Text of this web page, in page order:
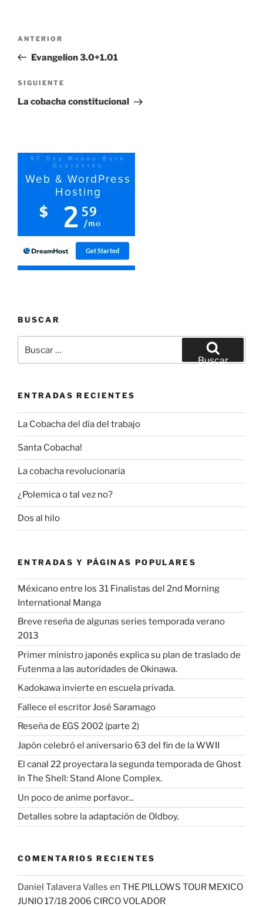
entradas
Entrada
anterior:
ANTERIOR
Evangelion 3.0+1.01
Siguiente
entrada
SIGUIENTE
La cobacha constitucional
BUSCAR
por:
Buscar
ENTRADAS RECIENTES
La Cobacha del día del trabajo
Santa Cobacha!
La cobacha revolucionaria
¿Polemica o tal vez no?
Dos al hilo
ENTRADAS Y PÁGINAS POPULARES
Méxicano entre los 31 Finalistas del 2nd Morning
International Manga
Breve reseña de algunas series temporada verano
2013
Primer ministro japonés explica su plan de traslado de
Futenma a las autoridades de Okinawa.
Kadokawa invierte en escuela privada.
Fallece el escritor José Saramago
Reseña de EGS 2002 (parte 2)
Japón celebró el aniversario 63 del fin de la WWII
El canal 22 proyectara la segunda temporada de Ghost
In The Shell: Stand Alone Complex.
Un poco de anime porfavor...
Detalles sobre la adaptación de Oldboy.
COMENTARIOS RECIENTES
Daniel Talavera Valles en THE PILLOWS TOUR MEXICO
JUNIO 17/18 2006 CIRCO VOLADOR